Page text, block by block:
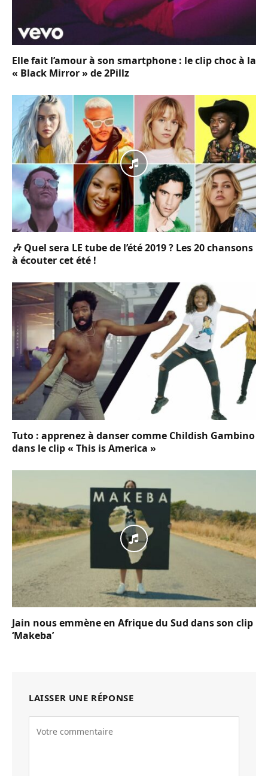
Elle fait l’amour à son smartphone : le clip choc à la
« Black Mirror » de 2Pillz
🎶 Quel sera LE tube de l’été 2019 ? Les 20 chansons
à écouter cet été !
Tuto : apprenez à danser comme Childish Gambino
dans le clip « This is America »
Jain nous emmène en Afrique du Sud dans son clip
‘Makeba’
LAISSER UNE RÉPONSE